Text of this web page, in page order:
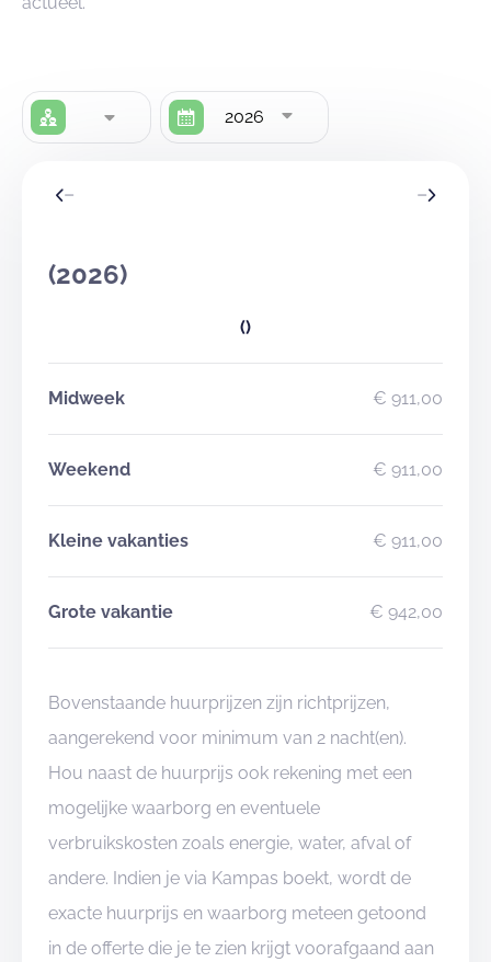
ervaring.
In samenspraak met de uitbater is het mogelijk om -
te laten overnachten of om de kampeerweide in de
2026
(2026)
()
Midweek € 911,00
Weekend € 911,00
Kleine vakanties € 911,00
Grote vakantie € 942,00
Bovenstaande huurprijzen zijn richtprijzen,
aangerekend voor minimum van 2 nacht(en).
Hou naast de huurprijs ook rekening met een
mogelijke waarborg en eventuele
verbruikskosten zoals energie, water, afval of
andere. Indien je via Kampas boekt, wordt de
exacte huurprijs en waarborg meteen getoond
in de offerte die je te zien krijgt voorafgaand aan